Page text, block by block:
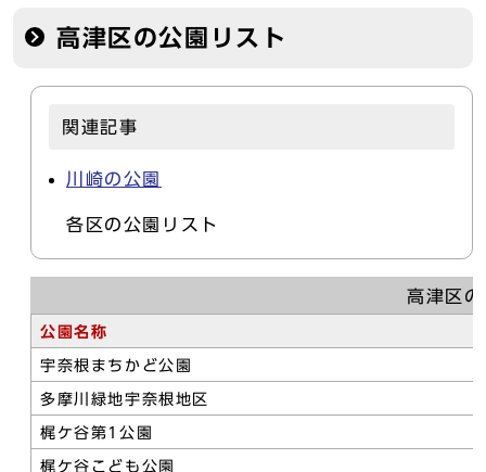
高津区の公園リスト
関連記事
川崎の公園
各区の公園リスト
高津区
公園名称
宇奈根まちかど公園
多摩川緑地宇奈根地区
梶ケ谷第1公園
梶ケ谷こども公園